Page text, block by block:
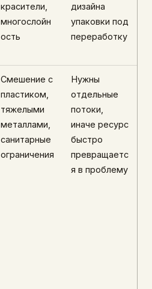
красители,
многослойн
ость
дизайна
упаковки под
переработку
Смешение с
пластиком,
тяжелыми
металлами,
санитарные
ограничения
Нужны
отдельные
потоки,
иначе ресурс
быстро
превращаетс
я в проблему